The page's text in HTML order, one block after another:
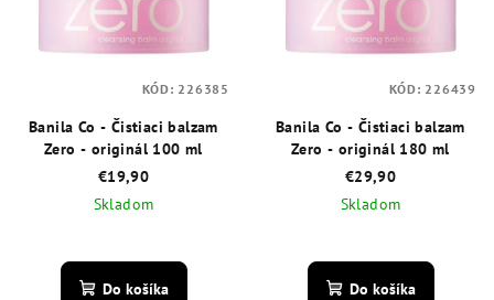
Banila Co - Čistiaci balzam
Zero - originál 100 ml
€19,90
Skladom
hodnotenie
produktu
Do košíka
KÓD: 226385
Banila Co - Čistiaci balzam
Zero - originál 180 ml
€29,90
Skladom
hodnotenie
produktu
Do košíka
KÓD: 226439